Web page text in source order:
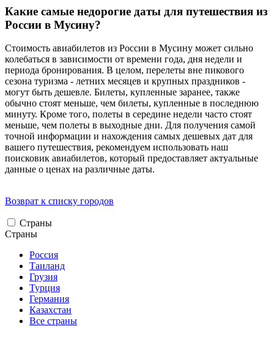
Какие самые недорогие даты для путешествия из
России в Мусину?
Стоимость авиабилетов из России в Мусину может сильно
колебаться в зависимости от времени года, дня недели и
периода бронирования. В целом, перелеты вне пикового
сезона туризма - летних месяцев и крупных праздников -
могут быть дешевле. Билеты, купленные заранее, также
обычно стоят меньше, чем билеты, купленные в последнюю
минуту. Кроме того, полеты в середине недели часто стоят
меньше, чем полеты в выходные дни. Для получения самой
точной информации и нахождения самых дешевых дат для
вашего путешествия, рекомендуем использовать наш
поисковик авиабилетов, который предоставляет актуальные
данные о ценах на различные даты.
Возврат к списку городов
Страны
Страны
Россия
Таиланд
Грузия
Турция
Германия
Казахстан
Все страны